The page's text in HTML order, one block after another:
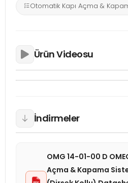
Otomatik Kapı Açma &
Ürün Videosu
İndirmeler
OMG 14-01-00 D
Açma & Kapama